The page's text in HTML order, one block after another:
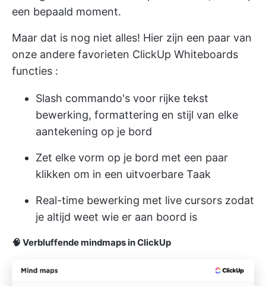
een bepaald moment.
Maar dat is nog niet alles! Hier zijn een paar van
onze andere favorieten ClickUp Whiteboards
functies :
Slash commando's voor rijke tekst
bewerking, formattering en stijl van elke
aantekening op je bord
Zet elke vorm op je bord met een paar
klikken om in een uitvoerbare Taak
Real-time bewerking met live cursors zodat
je altijd weet wie er aan boord is
🧠 Verbluffende mindmaps in ClickUp